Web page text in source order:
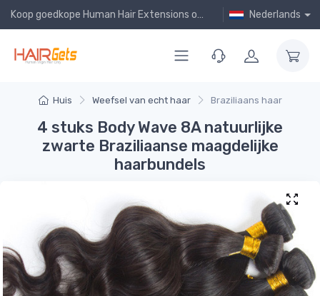
Koop goedkope Human Hair Extensions online! Nederlands
Huis Weefsel van echt haar Braziliaans haar
4 stuks Body Wave 8A natuurlijke
zwarte Braziliaanse maagdelijke
haarbundels